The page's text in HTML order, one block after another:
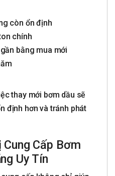
còn ổn định
chính
bằng mua mới
thay mới bơm dầu sẽ
định hơn và tránh phát
Cấp Bơm
Uy Tín